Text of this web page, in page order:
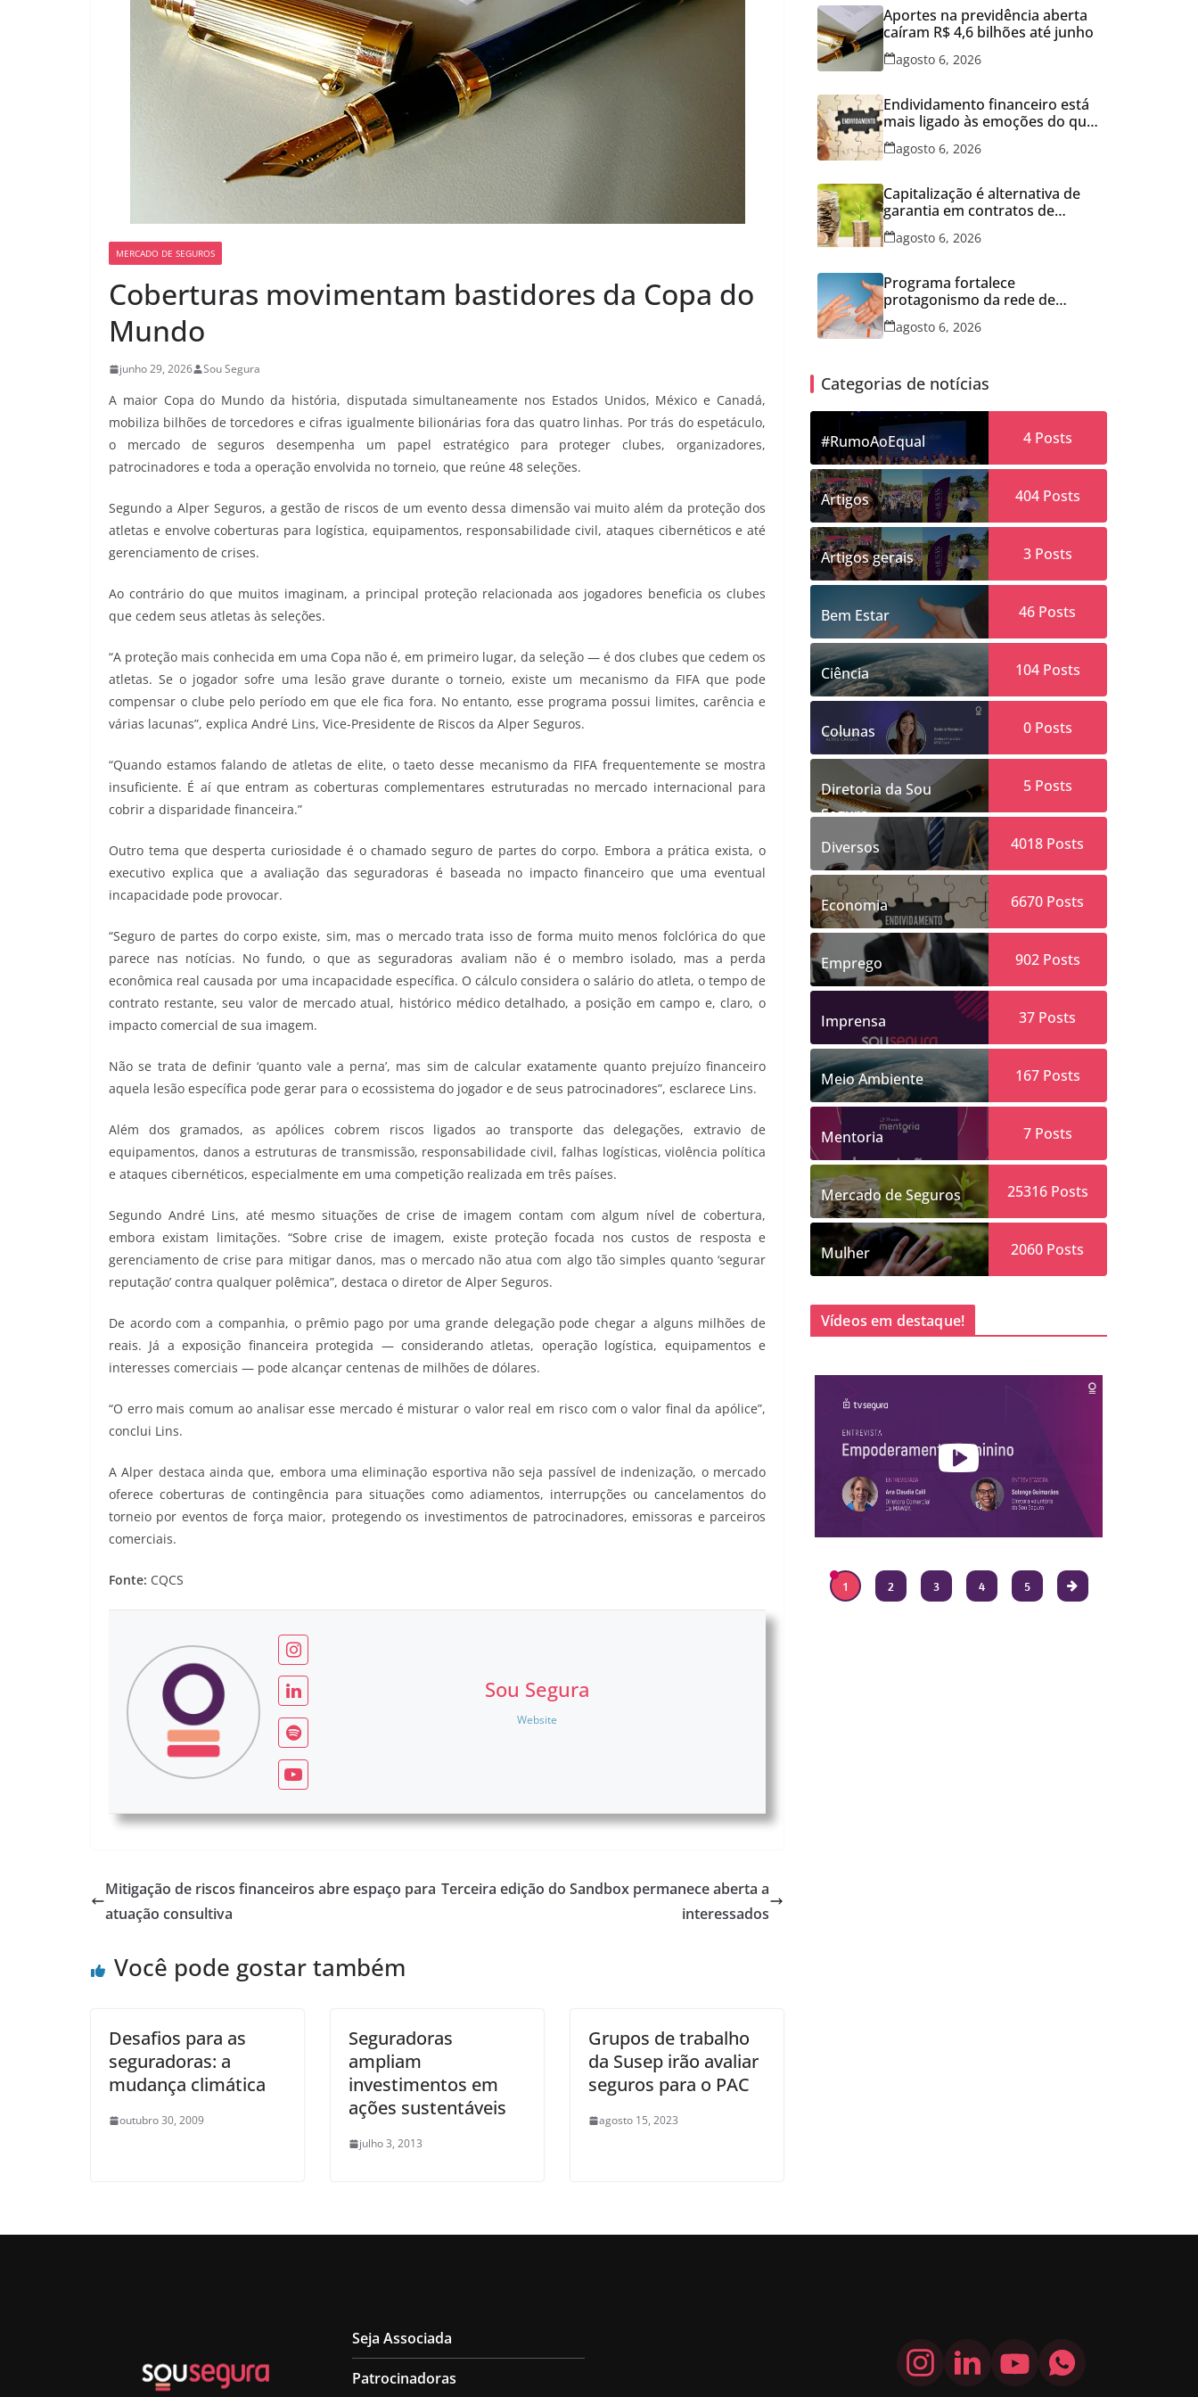
MERCADO DE SEGUROS
Coberturas movimentam bastidores da Copa do
Mundo
junho 29, 2026 Sou Segura
A maior Copa do Mundo da história, disputada simultaneamente nos Estados Unidos, México e Canadá,
mobiliza bilhões de torcedores e cifras igualmente bilionárias fora das quatro linhas. Por trás do espetáculo,
o mercado de seguros desempenha um papel estratégico para proteger clubes, organizadores,
patrocinadores e toda a operação envolvida no torneio, que reúne 48 seleções.
Segundo a Alper Seguros, a gestão de riscos de um evento dessa dimensão vai muito além da proteção dos
atletas e envolve coberturas para logística, equipamentos, responsabilidade civil, ataques cibernéticos e até
gerenciamento de crises.
Ao contrário do que muitos imaginam, a principal proteção relacionada aos jogadores beneficia os clubes
que cedem seus atletas às seleções.
“A proteção mais conhecida em uma Copa não é, em primeiro lugar, da seleção — é dos clubes que cedem os
atletas. Se o jogador sofre uma lesão grave durante o torneio, existe um mecanismo da FIFA que pode
compensar o clube pelo período em que ele fica fora. No entanto, esse programa possui limites, carência e
várias lacunas”, explica André Lins, Vice-Presidente de Riscos da Alper Seguros.
“Quando estamos falando de atletas de elite, o taeto desse mecanismo da FIFA frequentemente se mostra
insuficiente. É aí que entram as coberturas complementares estruturadas no mercado internacional para
cobrir a disparidade financeira.”
Outro tema que desperta curiosidade é o chamado seguro de partes do corpo. Embora a prática exista, o
executivo explica que a avaliação das seguradoras é baseada no impacto financeiro que uma eventual
incapacidade pode provocar.
“Seguro de partes do corpo existe, sim, mas o mercado trata isso de forma muito menos folclórica do que
parece nas notícias. No fundo, o que as seguradoras avaliam não é o membro isolado, mas a perda
econômica real causada por uma incapacidade específica. O cálculo considera o salário do atleta, o tempo de
contrato restante, seu valor de mercado atual, histórico médico detalhado, a posição em campo e, claro, o
impacto comercial de sua imagem.
Não se trata de definir ‘quanto vale a perna’, mas sim de calcular exatamente quanto prejuízo financeiro
aquela lesão específica pode gerar para o ecossistema do jogador e de seus patrocinadores”, esclarece Lins.
Além dos gramados, as apólices cobrem riscos ligados ao transporte das delegações, extravio de
equipamentos, danos a estruturas de transmissão, responsabilidade civil, falhas logísticas, violência política
e ataques cibernéticos, especialmente em uma competição realizada em três países.
Segundo André Lins, até mesmo situações de crise de imagem contam com algum nível de cobertura,
embora existam limitações. “Sobre crise de imagem, existe proteção focada nos custos de resposta e
gerenciamento de crise para mitigar danos, mas o mercado não atua com algo tão simples quanto ‘segurar
reputação’ contra qualquer polêmica”, destaca o diretor de Alper Seguros.
De acordo com a companhia, o prêmio pago por uma grande delegação pode chegar a alguns milhões de
reais. Já a exposição financeira protegida — considerando atletas, operação logística, equipamentos e
interesses comerciais — pode alcançar centenas de milhões de dólares.
“O erro mais comum ao analisar esse mercado é misturar o valor real em risco com o valor final da apólice”,
conclui Lins.
A Alper destaca ainda que, embora uma eliminação esportiva não seja passível de indenização, o mercado
oferece coberturas de contingência para situações como adiamentos, interrupções ou cancelamentos do
torneio por eventos de força maior, protegendo os investimentos de patrocinadores, emissoras e parceiros
comerciais.
Fonte: CQCS
Sou Segura
Website
Mitigação de riscos financeiros abre espaço para
atuação consultiva
Terceira edição do Sandbox permanece aberta a
interessados
Você pode gostar também
Desafios para as
seguradoras: a
mudança climática
outubro 30, 2009
Seguradoras
ampliam
investimentos em
ações sustentáveis
julho 3, 2013
Grupos de trabalho
da Susep irão avaliar
seguros para o PAC
agosto 15, 2023
Aportes na previdência aberta
caíram R$ 4,6 bilhões até junho
agosto 6, 2026
Endividamento financeiro está
mais ligado às emoções do que
à falta de conhecimento
agosto 6, 2026
Capitalização é alternativa de
garantia em contratos de
aluguel
agosto 6, 2026
Programa fortalece
protagonismo da rede de
franquias
agosto 6, 2026
Categorias de notícias
#RumoAoEqual 4Posts
Artigos 404Posts
Artigos gerais 3Posts
Bem Estar 46 Posts
Ciência 104Posts
Colunas 0Posts
Diretoria da Sou
Segura
5Posts
Diversos 4018 Posts
Economia 6670 Posts
Emprego 902Posts
Imprensa 37 Posts
Meio Ambiente 167Posts
Mentoria 7Posts
Mercado de Seguros 25316Posts
Mulher 2060 Posts
Vídeos em destaque!
1 2 3 4 5
Seja Associada
Patrocinadoras